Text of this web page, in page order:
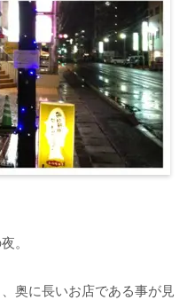
。
奥に長いお店である事が見